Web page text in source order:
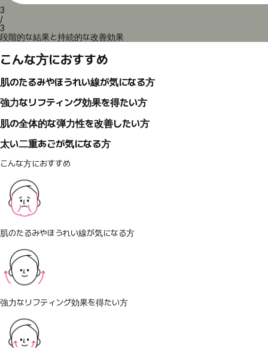
3
/
3
段階的な結果と持続的な改善効果
こんな方におすすめ
肌のたるみやほうれい線が気になる方
強力なリフティング効果を得たい方
肌の全体的な弾力性を改善したい方
太い二重あごが気になる方
こんな方におすすめ
肌のたるみやほうれい線が気になる方
強力なリフティング効果を得たい方